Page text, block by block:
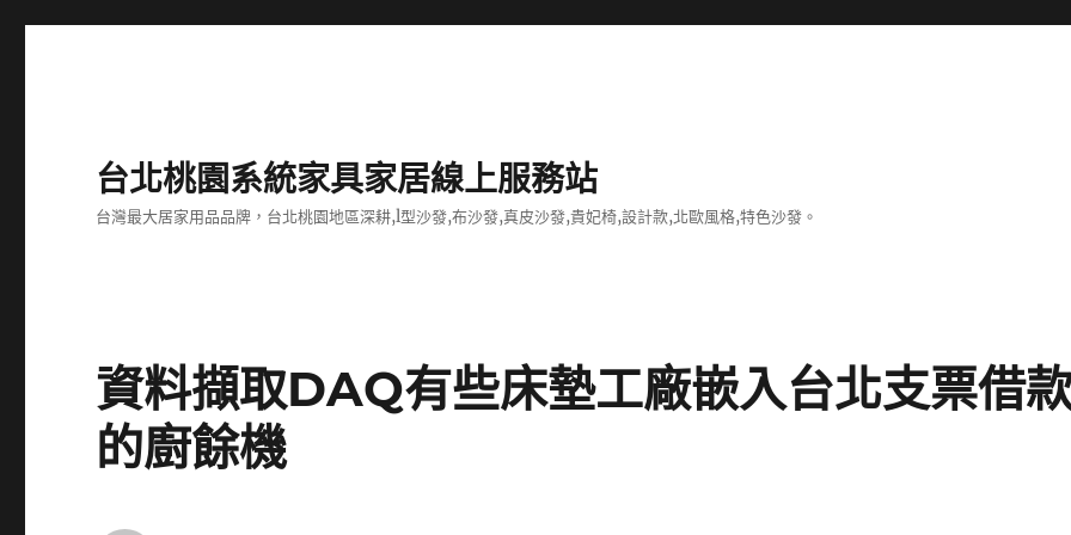
台北桃園系統家具家居線上服務站
台灣最大居家用品品牌，台北桃園地區深耕,l型沙發,布沙發,真皮沙發,貴妃椅,設計款,北歐風格,特色沙發。
資料擷取DAQ有些床墊工廠嵌入台北支票借
的廚餘機